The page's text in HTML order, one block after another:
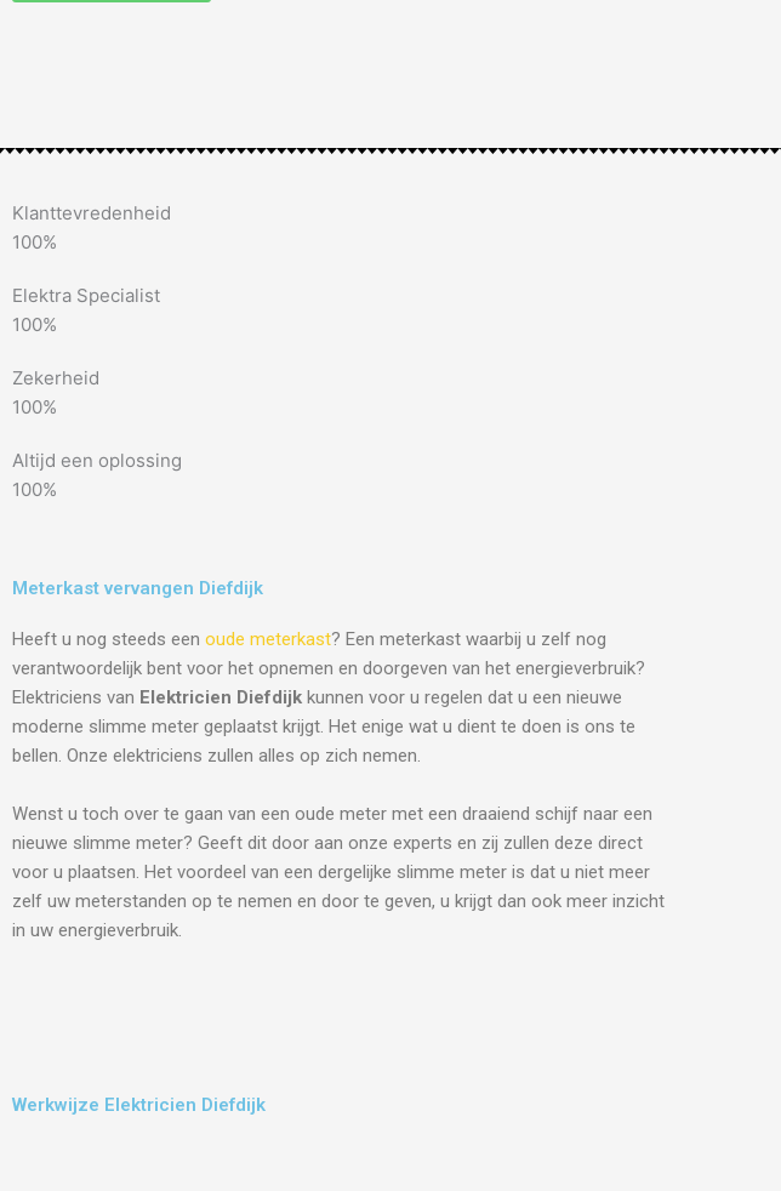
Klanttevredenheid
100%
Elektra Specialist
100%
Zekerheid
100%
Altijd een oplossing
100%
Meterkast vervangen Diefdijk
Heeft u nog steeds een oude meterkast? Een meterkast waarbij u zelf nog
verantwoordelijk bent voor het opnemen en doorgeven van het energieverbruik?
Elektriciens van Elektricien Diefdijk kunnen voor u regelen dat u een nieuwe
moderne slimme meter geplaatst krijgt. Het enige wat u dient te doen is ons te
bellen. Onze elektriciens zullen alles op zich nemen.
Wenst u toch over te gaan van een oude meter met een draaiend schijf naar een
nieuwe slimme meter? Geeft dit door aan onze experts en zij zullen deze direct
voor u plaatsen. Het voordeel van een dergelijke slimme meter is dat u niet meer
zelf uw meterstanden op te nemen en door te geven, u krijgt dan ook meer inzicht
in uw energieverbruik.
Werkwijze Elektricien Diefdijk